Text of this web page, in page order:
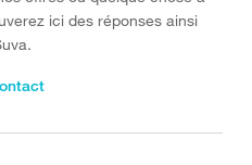
ici des réponses ainsi